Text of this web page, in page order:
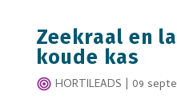
Zeekraal en
koude kas
HORTILEADS | 09